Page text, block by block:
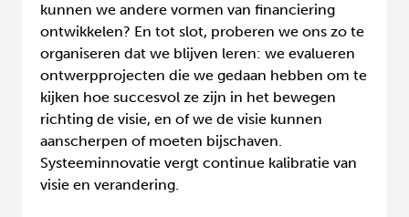
kunnen we andere vormen van financiering
ontwikkelen? En tot slot, proberen we ons zo te
organiseren dat we blijven leren: we evalueren
ontwerpprojecten die we gedaan hebben om te
kijken hoe succesvol ze zijn in het bewegen
richting de visie, en of we de visie kunnen
aanscherpen of moeten bijschaven.
Systeeminnovatie vergt continue kalibratie van
visie en verandering.